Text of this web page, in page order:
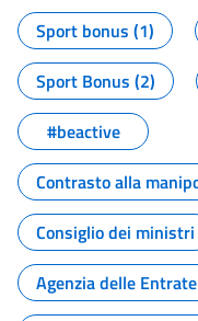
Sport bonus (1)
Sport Bonus (2)
#beactive
Contrasto alla
Consiglio dei ministri
Agenzia delle Entrate